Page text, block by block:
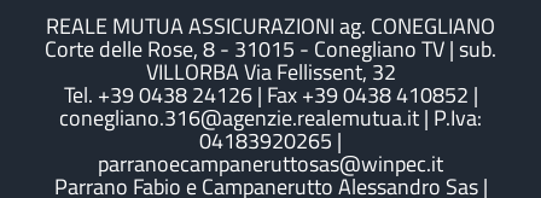
REALE MUTUA ASSICURAZIONI ag. CONEGLIANO
Corte delle Rose, 8 - 31015 - Conegliano TV | sub.
VILLORBA Via Fellissent, 32
Tel. +39 0438 24126 | Fax +39 0438 410852 |
conegliano.316@agenzie.realemutua.it | P.Iva:
04183920265 |
parranoecampaneruttosas@winpec.it
Parrano Fabio e Campanerutto Alessandro Sas |